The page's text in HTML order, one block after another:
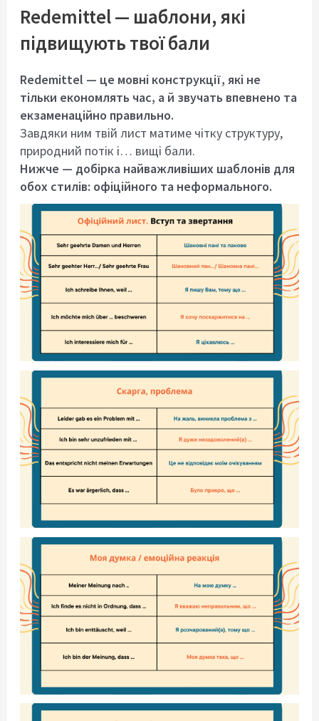
Redemittel — шаблони, які
підвищують твої бали
Redemittel — це мовні конструкції, які не
тільки економлять час, а й звучать впевнено та
екзаменаційно правильно.
Завдяки ним твій лист матиме чітку структуру,
природний потік і… вищі бали.
Нижче — добірка найважливіших шаблонів для
обох стилів: офіційного та неформального.